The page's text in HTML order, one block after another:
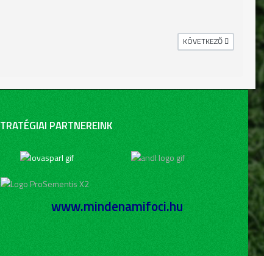
KÖVETKEZŐ CIKK: 5.
KÖVETKEZŐ
PARTNEREINK
www.mindenamifoci.hu